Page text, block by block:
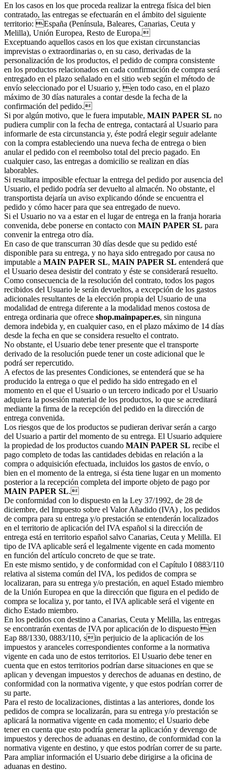
En los casos en los que proceda realizar la entrega física del bien
contratado, las entregas se efectuarán en el ámbito del siguiente
territorio: España (Península, Baleares, Canarias, Ceuta y
Melilla), Unión Europea, Resto de Europa.
Exceptuando aquellos casos en los que existan circunstancias
imprevistas o extraordinarias o, en su caso, derivadas de la
personalización de los productos, el pedido de compra consistente
en los productos relacionados en cada confirmación de compra será
entregado en el plazo señalado en el sitio web según el método de
envío seleccionado por el Usuario y, en todo caso, en el plazo
máximo de 30 días naturales a contar desde la fecha de la
confirmación del pedido.
Si por algún motivo, que le fuera imputable, MAIN PAPER SL no
pudiera cumplir con la fecha de entrega, contactará al Usuario para
informarle de esta circunstancia y, éste podrá elegir seguir adelante
con la compra estableciendo una nueva fecha de entrega o bien
anular el pedido con el reembolso total del precio pagado. En
cualquier caso, las entregas a domicilio se realizan en días
laborables.
Si resultara imposible efectuar la entrega del pedido por ausencia del
Usuario, el pedido podría ser devuelto al almacén. No obstante, el
transportista dejaría un aviso explicando dónde se encuentra el
pedido y cómo hacer para que sea entregado de nuevo.
Si el Usuario no va a estar en el lugar de entrega en la franja horaria
convenida, debe ponerse en contacto con MAIN PAPER SL para
convenir la entrega otro día.
En caso de que transcurran 30 días desde que su pedido esté
disponible para su entrega, y no haya sido entregado por causa no
imputable a MAIN PAPER SL, MAIN PAPER SL entenderá que
el Usuario desea desistir del contrato y éste se considerará resuelto.
Como consecuencia de la resolución del contrato, todos los pagos
recibidos del Usuario le serán devueltos, a excepción de los gastos
adicionales resultantes de la elección propia del Usuario de una
modalidad de entrega diferente a la modalidad menos costosa de
entrega ordinaria que ofrece shop.mainpaper.es, sin ninguna
demora indebida y, en cualquier caso, en el plazo máximo de 14 días
desde la fecha en que se considera resuelto el contrato.
No obstante, el Usuario debe tener presente que el transporte
derivado de la resolución puede tener un coste adicional que le
podrá ser repercutido.
A efectos de las presentes Condiciones, se entenderá que se ha
producido la entrega o que el pedido ha sido entregado en el
momento en el que el Usuario o un tercero indicado por el Usuario
adquiera la posesión material de los productos, lo que se acreditará
mediante la firma de la recepción del pedido en la dirección de
entrega convenida.
Los riesgos que de los productos se pudieran derivar serán a cargo
del Usuario a partir del momento de su entrega. El Usuario adquiere
la propiedad de los productos cuando MAIN PAPER SL recibe el
pago completo de todas las cantidades debidas en relación a la
compra o adquisición efectuada, incluidos los gastos de envío, o
bien en el momento de la entrega, si ésta tiene lugar en un momento
posterior a la recepción completa del importe objeto de pago por
MAIN PAPER SL.
De conformidad con lo dispuesto en la Ley 37/1992, de 28 de
diciembre, del Impuesto sobre el Valor Añadido (IVA) , los pedidos
de compra para su entrega y/o prestación se entenderán localizados
en el territorio de aplicación del IVA español si la dirección de
entrega está en territorio español salvo Canarias, Ceuta y Melilla. El
tipo de IVA aplicable será el legalmente vigente en cada momento
en función del artículo concreto de que se trate.
En este mismo sentido, y de conformidad con el Capítulo I 0883/110
relativa al sistema común del IVA, los pedidos de compra se
localizaran, para su entrega y/o prestación, en aquel Estado miembro
de la Unión Europea en que la dirección que figura en el pedido de
compra se localiza y, por tanto, el IVA aplicable será el vigente en
dicho Estado miembro.
En los pedidos con destino a Canarias, Ceuta y Melilla, las entregas
se encontrarán exentas de IVA por aplicación de lo dispuesto en
Eap 88/1330, 0883/110, sin perjuicio de la aplicación de los
impuestos y aranceles correspondientes conforme a la normativa
vigente en cada uno de estos territorios. El Usuario debe tener en
cuenta que en estos territorios podrían darse situaciones en que se
aplican y devengan impuestos y derechos de aduanas en destino, de
conformidad con la normativa vigente, y que estos podrían correr de
su parte.
Para el resto de localizaciones, distintas a las anteriores, donde los
pedidos de compra se localizarán, para su entrega y/o prestación se
aplicará la normativa vigente en cada momento; el Usuario debe
tener en cuenta que esto podría generar la aplicación y devengo de
impuestos y derechos de aduanas en destino, de conformidad con la
normativa vigente en destino, y que estos podrían correr de su parte.
Para ampliar información el Usuario debe dirigirse a la oficina de
aduanas en destino.